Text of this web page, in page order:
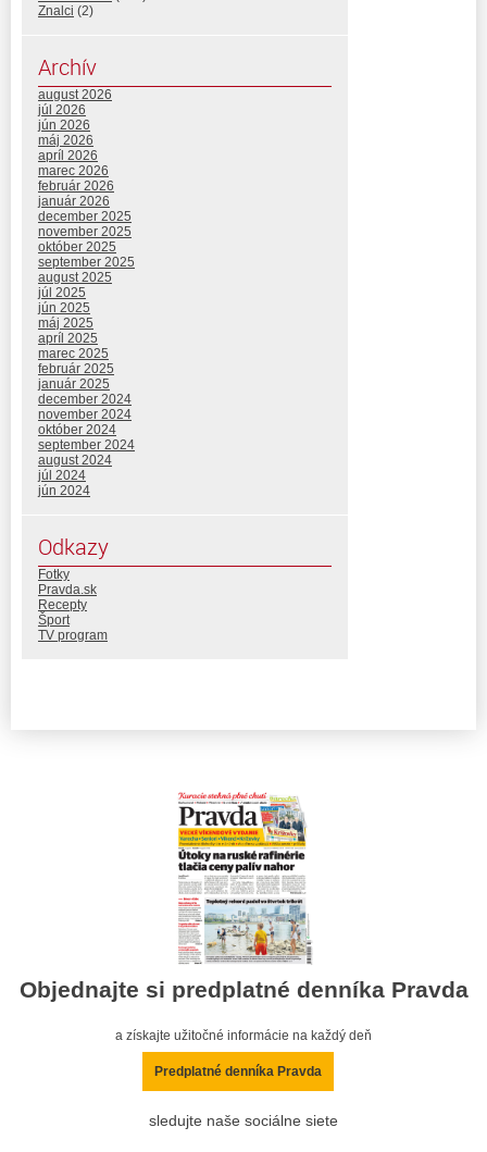
Znalci (2)
Archív
august 2026
júl 2026
jún 2026
máj 2026
apríl 2026
marec 2026
február 2026
január 2026
december 2025
november 2025
október 2025
september 2025
august 2025
júl 2025
jún 2025
máj 2025
apríl 2025
marec 2025
február 2025
január 2025
december 2024
november 2024
október 2024
september 2024
august 2024
júl 2024
jún 2024
Odkazy
Fotky
Pravda.sk
Recepty
Šport
TV program
Objednajte si predplatné denníka Pravda
a získajte užitočné informácie na každý deň
Predplatné denníka Pravda
sledujte naše sociálne siete